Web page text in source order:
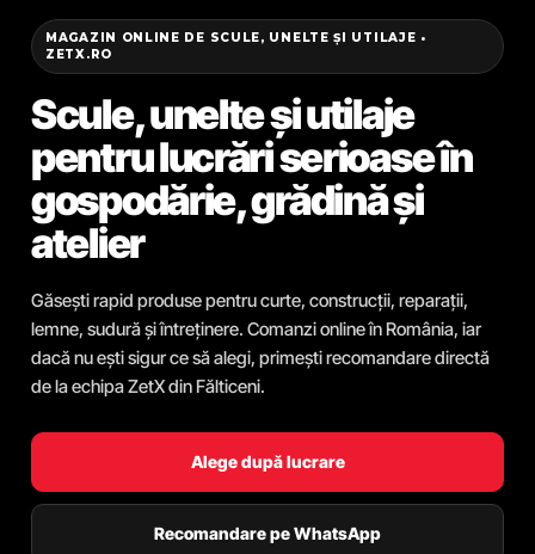
MAGAZIN ONLINE DE SCULE, UNELTE ȘI UTILAJE •
ZETX.RO
Scule, unelte și utilaje
pentru lucrări serioase în
gospodărie, grădină și
atelier
Găsești rapid produse pentru curte, construcții, reparații,
lemne, sudură și întreținere. Comanzi online în România, iar
dacă nu ești sigur ce să alegi, primești recomandare directă
de la echipa ZetX din Fălticeni.
Alege după lucrare
Recomandare pe WhatsApp